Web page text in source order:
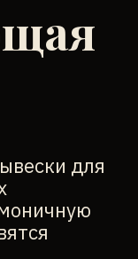
для